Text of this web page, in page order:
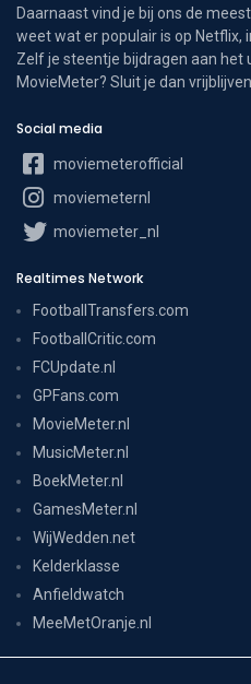
Daarnaast vind je bij ons de
weet wat er populair is op Netflix,
Zelf je steentje bijdragen aan het
MovieMeter? Sluit je dan
Social media
moviemeterofficial
moviemeternl
moviemeter_nl
Realtimes Network
FootballTransfers.com
FootballCritic.com
FCUpdate.nl
GPFans.com
MovieMeter.nl
MusicMeter.nl
BoekMeter.nl
GamesMeter.nl
WijWedden.net
Kelderklasse
Anfieldwatch
MeeMetOranje.nl